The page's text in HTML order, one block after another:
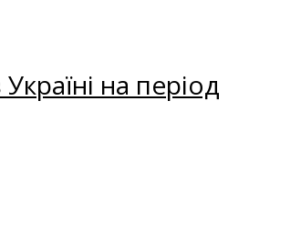
на період